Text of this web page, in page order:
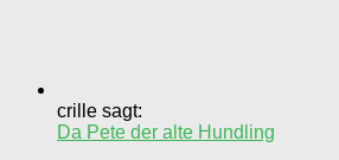
crille sagt:
Da Pete der alte Hundling